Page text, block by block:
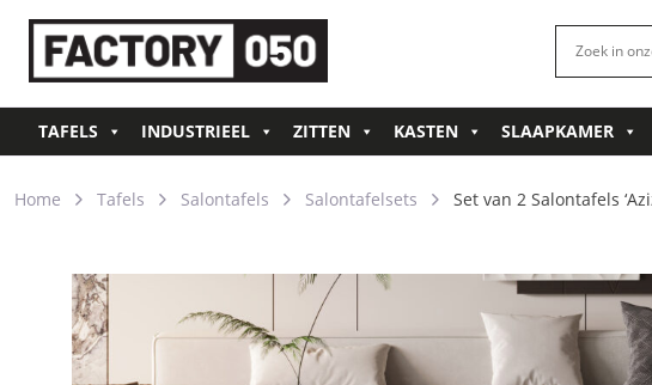
TAFELS INDUSTRIEEL ZITTEN KASTEN SLAAPKAMER
Home Tafels Salontafels Salontafelsets Set van 2 Salontafels